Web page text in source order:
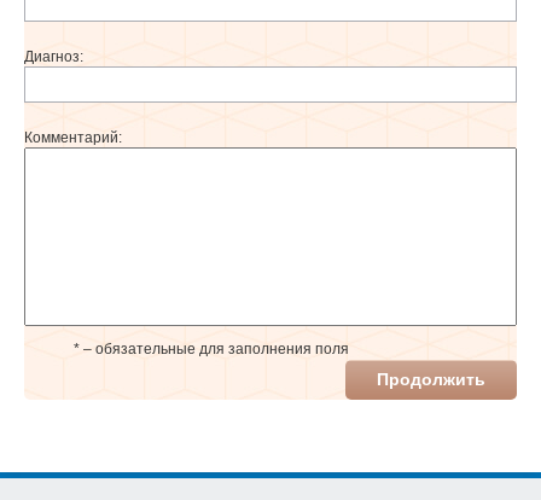
Диагноз:
Комментарий:
* – обязательные для заполнения поля
Продолжить